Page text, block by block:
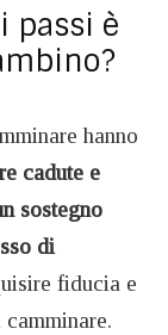
passi è
hanno
cadute e
sostegno
di
fiducia e